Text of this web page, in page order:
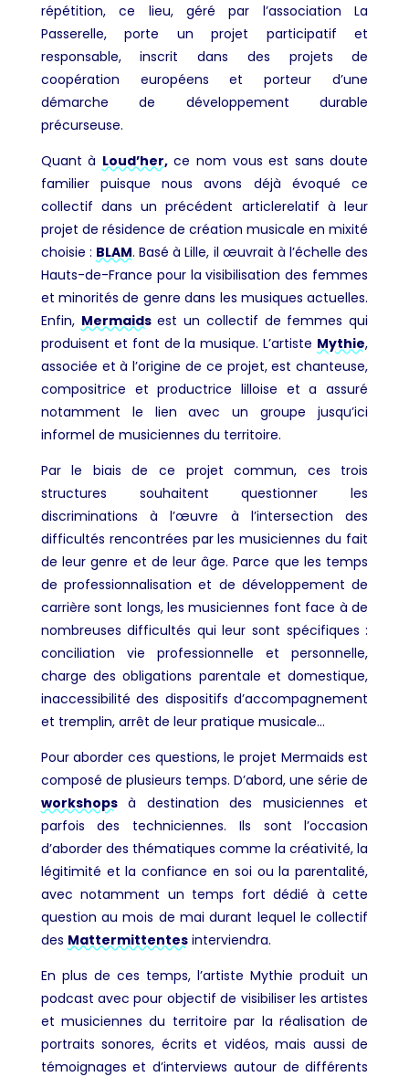
répétition, ce lieu, géré par l’association La
Passerelle, porte un projet participatif et
responsable, inscrit dans des projets de
coopération européens et porteur d’une
démarche de développement durable
précurseuse.
Quant à Loud’her,ce nom vous est sans doute
familier puisque nous avons déjà évoqué ce
collectif dans un précédent articlerelatif à leur
projet de résidence de création musicale en mixité
choisie : BLAM. Basé à Lille, il œuvrait à l’échelle des
Hauts-de-France pour la visibilisation des femmes
et minorités de genre dans les musiques actuelles.
Enfin, Mermaidsest un collectif de femmes qui
produisent et font de la musique. L’artiste Mythie,
associée et à l’origine de ce projet, est chanteuse,
compositrice et productrice lilloise et a assuré
notamment le lien avec un groupe jusqu’ici
informel de musiciennes du territoire.
Par le biais de ce projet commun, ces trois
structures souhaitent questionner les
discriminations à l’œuvre à l’intersection des
difficultés rencontrées par les musiciennes du fait
de leur genre et de leur âge. Parce que les temps
de professionnalisation et de développement de
carrière sont longs, les musiciennes font face à de
nombreuses difficultés qui leur sont spécifiques :
conciliation vie professionnelle et personnelle,
charge des obligations parentale et domestique,
inaccessibilité des dispositifs d’accompagnement
et tremplin, arrêt de leur pratique musicale…
Pour aborder ces questions, le projet Mermaids est
composé de plusieurs temps. D’abord, une série de
workshopsà destination des musiciennes et
parfois des techniciennes. Ils sont l’occasion
d’aborder des thématiques comme la créativité, la
légitimité et la confiance en soi ou la parentalité,
avec notamment un temps fort dédié à cette
question au mois de mai durant lequel le collectif
des Mattermittentesinterviendra.
En plus de ces temps, l’artiste Mythie produit un
podcast avec pour objectif de visibiliser les artistes
et musiciennes du territoire par la réalisation de
portraits sonores, écrits et vidéos, mais aussi de
témoignages et d’interviews autour de différents